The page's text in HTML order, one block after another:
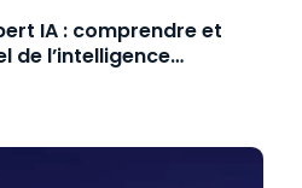
IA : comprendre et
de l’intelligence